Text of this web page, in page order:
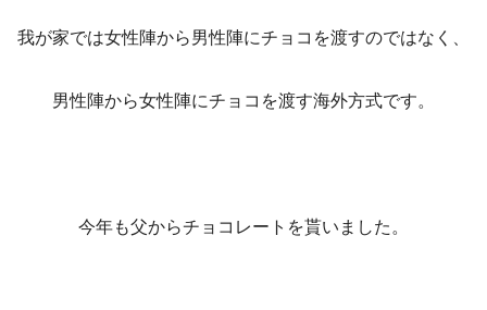
我が家では女性陣から男性陣にチョコを渡すのではなく、
男性陣から女性陣にチョコを渡す海外方式です。
今年も父からチョコレートを貰いました。